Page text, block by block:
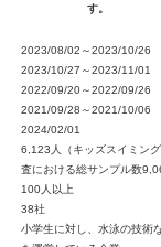
す。
2023/08/02～2023/10/26
2023/10/27～2023/11/01
2022/09/20～2022/09/26
2021/09/28～2021/10/06
2024/02/01
6,123人（キッズスイミン
査における総サンプル数
100人以上
38社
小学生に対し、水泳の技術